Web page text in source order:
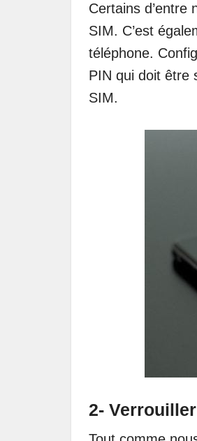
Certains
SIM. C’est
téléphone.
PIN qui doit être
SIM.
2-